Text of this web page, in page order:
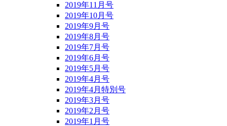
2019年11月号
2019年10月号
2019年9月号
2019年8月号
2019年7月号
2019年6月号
2019年5月号
2019年4月号
2019年4月特別号
2019年3月号
2019年2月号
2019年1月号